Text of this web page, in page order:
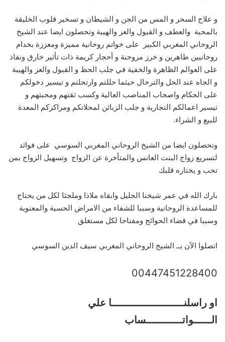
و علاج السحر و المس من الجن و الشيطان و تسخير قلوب الخليقة
بالمحبة والعطف و القبول والعز والهيبة وتحصلون ايضا عند الشيخ
الروحاني المغربي الكبير على خواتم روحانية مميزة ومعززة بخدام
روحانيين طاهرين و خرز مروحنة و أحجار كريمة ذات تأثير خارق ونفاذ
على العوالم الظاهرة والخفية في جلب الحظ و القبول والعز والهيبة
و الجاه عند الحل والترحال حيثما حللتم وارتحلتم و تيسير دخولكم
على الحكام واصحاب المناصب العالية وكسب ثقتهم ومحبتهم و
تيسير اعمالكم التجارية و جلب الزبائن لمحلاتكم ومراكزكم المعدة
للبيع و الشراء.
وتحصلون ايضا من الشيخ الروحاني المغربي السوسي على فوائد
لتسريع زواج البنت العانس والمتأخرة عن الزواج وتسهيل الزواج بمن
تحب و يختاره قلبك
بارك الله في عمر شيخنا الجليل وابقاه ملاذا وملجئا لكل من يحتاج
للمساعدة الروحانية وسببا للشفاء من الامراض الحسية والمعنوية
وسببا في قضاء الحوائج ومفتاحا لكل مستغلق
اتصلوا الآن بــ الشيخ الروحاني المغربي سيف الدين السوسي
00447451228400
او راسلنــــــــــــــــــــــــا علي
الــــــواتــــــــــــساب